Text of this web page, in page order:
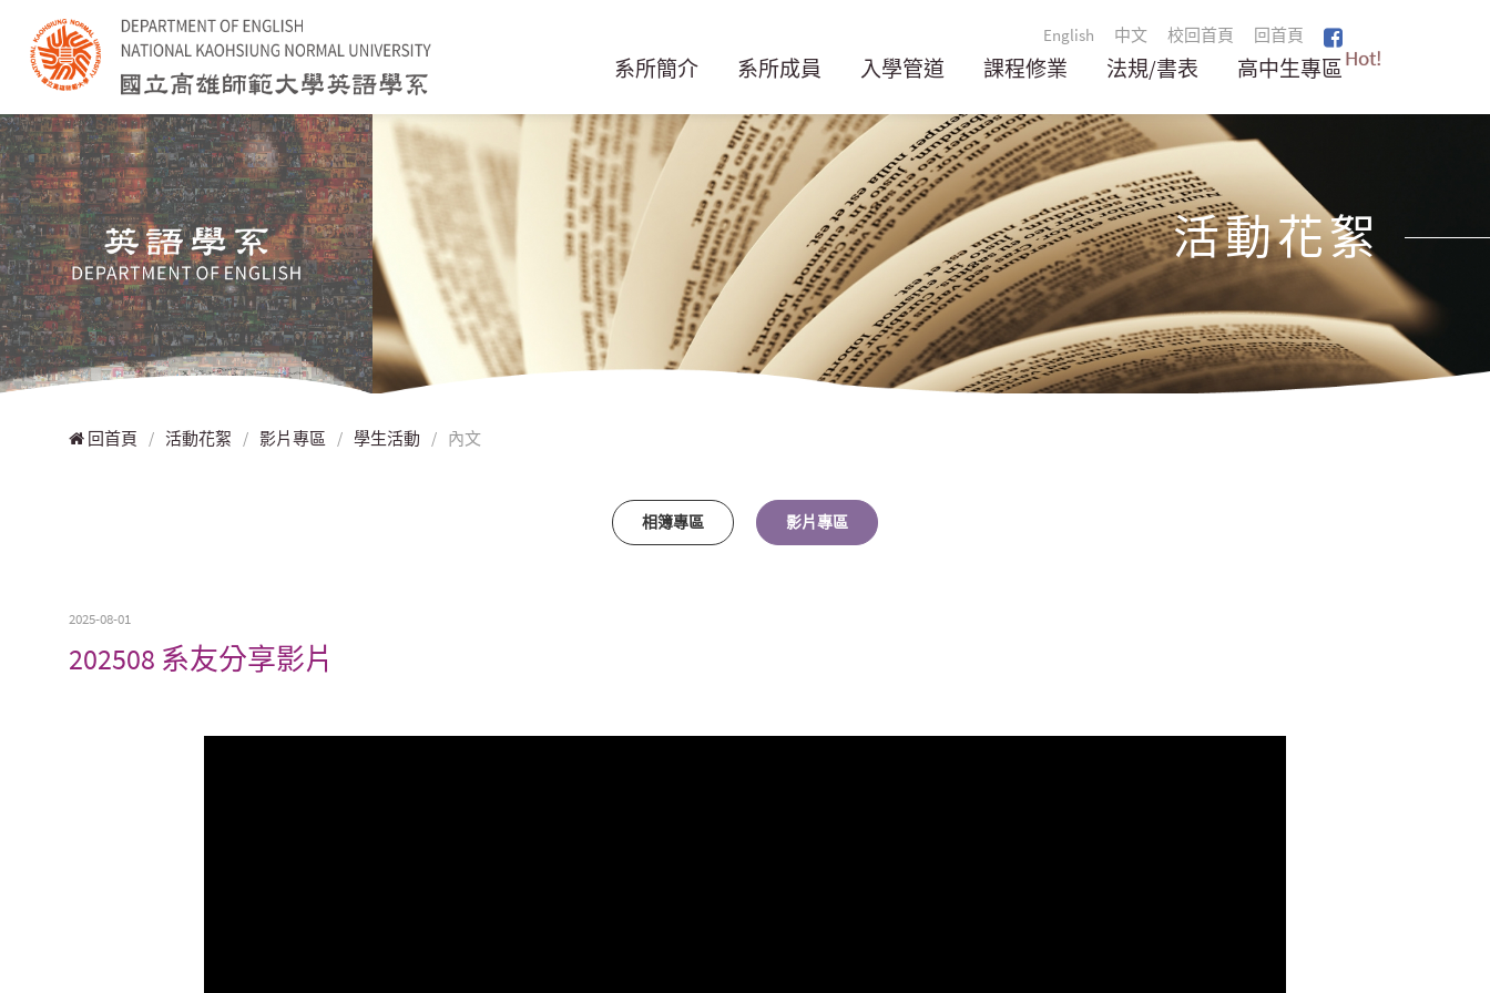
English 中文 校回首頁 回首頁
系所簡介 系所成員 入學管道 課程修業 法規/書表 高中生專區Hot!
活動花絮
回首頁 / 活動花絮 / 影片專區 / 學生活動 / 內文
相簿專區 影片專區
2025-08-01
202508 系友分享影片